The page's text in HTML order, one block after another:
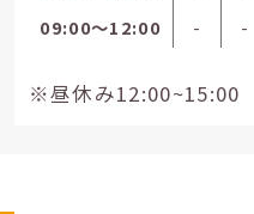
09:00〜12:00
- -
※昼休み12:00~15:00